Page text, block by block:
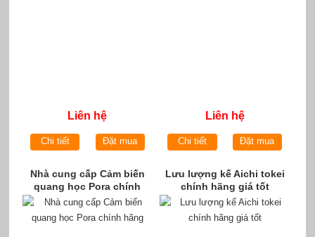
Liên hệ
Chi tiết Đặt mua
Liên hệ
Chi tiết Đặt mua
Nhà cung cấp Cảm biến
quang học Pora chính
hãng
Lưu lượng kế Aichi tokei
chính hãng giá tốt